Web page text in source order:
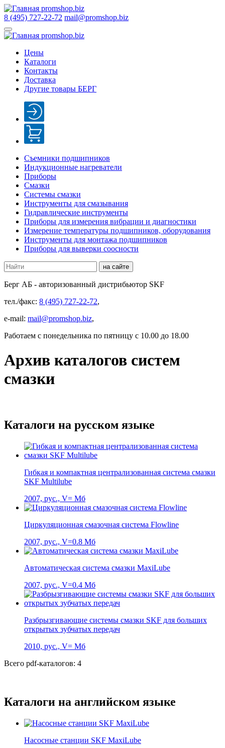
8 (495) 727-22-72 mail@promshop.biz
Цены
Каталоги
Контакты
Доставка
Другие товары БЕРГ
Съемники подшипников
Индукционные нагреватели
Приборы
Смазки
Системы смазки
Инструменты для смазывания
Гидравлические инструменты
Приборы для измерения вибрации и диагностики
Измерение температуры подшипников, оборудования
Инструменты для монтажа подшипников
Приборы для выверки соосности
Берг АБ - авторизованный дистрибьютор SKF
тел./факс: 8 (495) 727-22-72,
e-mail: mail@promshop.biz,
Работаем c понедельника по пятницу с 10.00 до 18.00
Архив каталогов систем
смазки
Каталоги на русском языке
Гибкая и компактная централизованная система смазки
SKF Multilube
2007, рус., V= Мб
Циркуляционная смазочная система Flowline
2007, рус., V=0.8 Мб
Автоматическая система смазки MaxiLube
2007, рус., V=0.4 Мб
Разбрызгивающие системы смазки SKF для больших
открытых зубчатых передач
2010, рус., V= Мб
Всего pdf-каталогов: 4
Каталоги на английском языке
Насосные станции SKF MaxiLube